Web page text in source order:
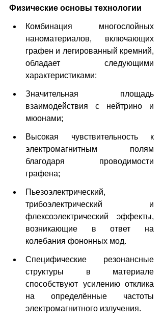
Физические основы технологии
Комбинация многослойных
наноматериалов, включающих
графен и легированный кремний,
обладает следующими
характеристиками:
Значительная площадь
взаимодействия с нейтрино и
мюонами;
Высокая чувствительность к
электромагнитным полям
благодаря проводимости
графена;
Пьезоэлектрический,
трибоэлектрический и
флексоэлектрический
эффекты,
возникающие в ответ на
колебания фононных мод.
Специфические резонансные
структуры в материале
способствуют усилению отклика
на определённые частоты
электромагнитного излучения.